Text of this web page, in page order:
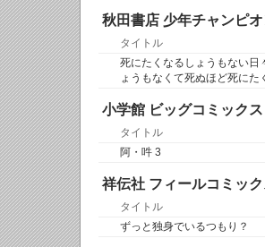
秋田書店 少年チャンピ
タイトル
死にたくなるしょうもない日
ょうもなくて死ぬほど死にた
小学館 ビッグコミックス
タイトル
阿・吽 3
祥伝社 フィールコミッ
タイトル
ずっと独身でいるつもり？